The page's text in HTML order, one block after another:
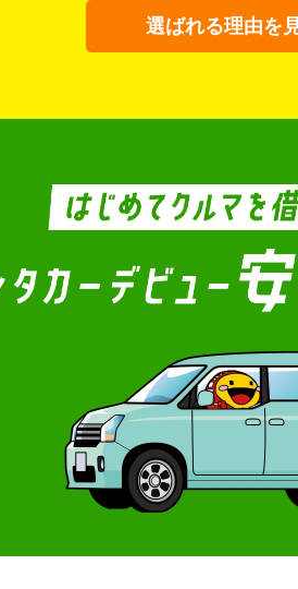
選ばれる理由を